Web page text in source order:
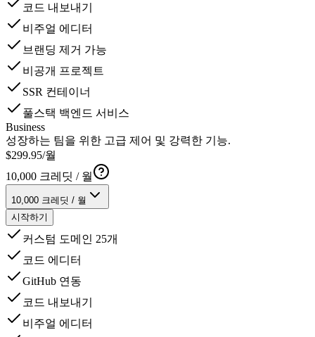
코드 내보내기
비주얼 에디터
브랜딩 제거 가능
비공개 프로젝트
SSR 컨테이너
풀스택 백엔드 서비스
Business
성장하는 팀을 위한 고급 제어 및 강력한 기능.
$299.95/월
10,000 크레딧 / 월
10,000 크레딧 / 월
시작하기
커스텀 도메인 25개
코드 에디터
GitHub 연동
코드 내보내기
비주얼 에디터